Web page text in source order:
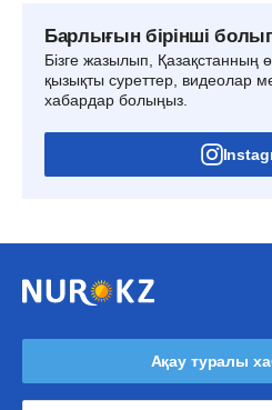
Барлығын бірінші
Бізге жазылып, Қазақстанның
қызықты суреттер, видеолар
хабардар болыңыз.
Ақау туралы